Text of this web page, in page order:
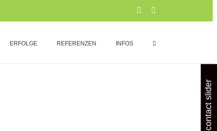
Xing
ERFOLGE REFERENZEN INFOS
contact slider